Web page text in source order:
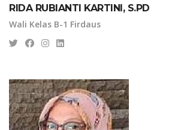
RIDA RUBIANTI KARTINI, S.PD
Wali Kelas B-1 Firdaus